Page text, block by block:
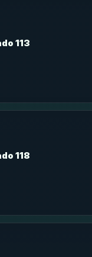
113
118